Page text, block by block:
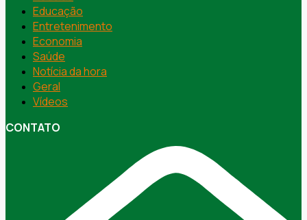
Educação
Entretenimento
Economia
Saúde
Notícia da hora
Geral
Vídeos
CONTATO